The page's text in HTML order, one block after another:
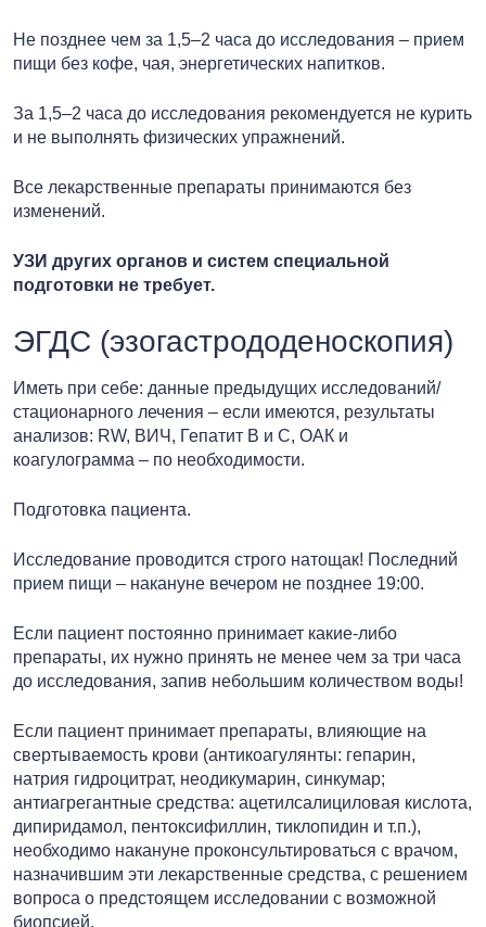
Не позднее чем за 1,5–2 часа до исследования – прием
пищи без кофе, чая, энергетических напитков.
За 1,5–2 часа до исследования рекомендуется не курить
и не выполнять физических упражнений.
Все лекарственные препараты принимаются без
изменений.
УЗИ других органов и систем специальной
подготовки не требует.
ЭГДС (эзогастрододеноскопия)
Иметь при себе: данные предыдущих исследований/
стационарного лечения – если имеются, результаты
анализов: RW, ВИЧ, Гепатит В и С, ОАК и
коагулограмма – по необходимости.
Подготовка пациента.
Исследование проводится строго натощак! Последний
прием пищи – накануне вечером не позднее 19:00.
Если пациент постоянно принимает какие-либо
препараты, их нужно принять не менее чем за три часа
до исследования, запив небольшим количеством воды!
Если пациент принимает препараты, влияющие на
свертываемость крови (антикоагулянты: гепарин,
натрия гидроцитрат, неодикумарин, синкумар;
антиагрегантные средства: ацетилсалициловая кислота,
дипиридамол, пентоксифиллин, тиклопидин и т.п.),
необходимо накануне проконсультироваться с врачом,
назначившим эти лекарственные средства, с решением
вопроса о предстоящем исследовании с возможной
биопсией.